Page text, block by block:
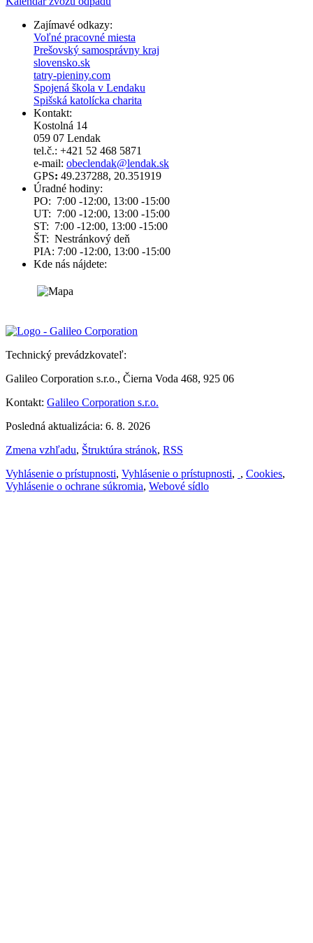
Zajímavé odkazy:
Voľné pracovné miesta
Prešovský samosprávny kraj
slovensko.sk
tatry-pieniny.com
Spojená škola v Lendaku
Spišská katolícka charita
Kontakt:
Kostolná 14
059 07 Lendak
tel.č.: +421 52 468 5871
e-mail: obeclendak@lendak.sk
GPS: 49.237288, 20.351919
Úradné hodiny:
PO: 7:00 -12:00, 13:00 -15:00
UT: 7:00 -12:00, 13:00 -15:00
ST: 7:00 -12:00, 13:00 -15:00
ŠT: Nestránkový deň
PIA: 7:00 -12:00, 13:00 -15:00
Kde nás nájdete:
Technický prevádzkovateľ:
Galileo Corporation s.r.o., Čierna Voda 468, 925 06
Kontakt: Galileo Corporation s.r.o.
Posledná aktualizácia: 6. 8. 2026
Zmena vzhľadu, Štruktúra stránok, RSS
Vyhlásenie o prístupnosti, Vyhlásenie o prístupnosti, , Cookies,
Vyhlásenie o ochrane súkromia, Webové sídlo